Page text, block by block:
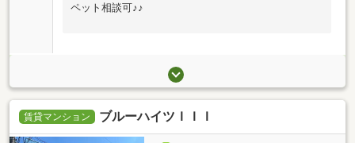
ペット相談可♪♪
賃貸マンション ブルーハイツＩＩＩ